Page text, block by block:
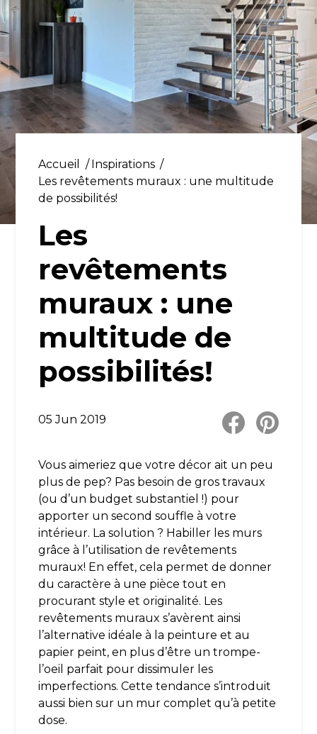
Accueil
Inspirations
Les revêtements muraux : une multitude
de possibilités!
Les
revêtements
muraux : une
multitude de
possibilités!
05 Jun 2019
Vous aimeriez que votre décor ait un peu
plus de pep? Pas besoin de gros travaux
(ou d’un budget substantiel !) pour
apporter un second souffle à votre
intérieur. La solution ? Habiller les murs
grâce à l’utilisation de revêtements
muraux! En effet, cela permet de donner
du caractère à une pièce tout en
procurant style et originalité. Les
revêtements muraux s’avèrent ainsi
l’alternative idéale à la peinture et au
papier peint, en plus d’être un trompe-
l’oeil parfait pour dissimuler les
imperfections. Cette tendance s’introduit
aussi bien sur un mur complet qu’à petite
dose.